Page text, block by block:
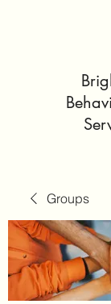
Groups